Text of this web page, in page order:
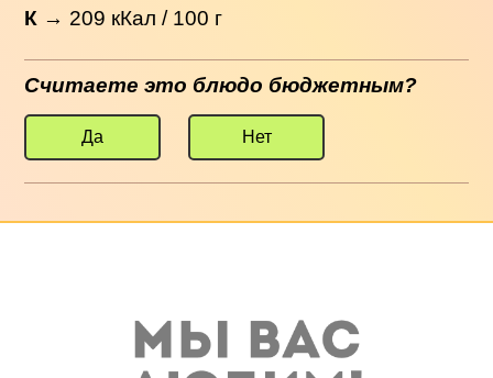
К → 209 кКал / 100 г
Считаете это блюдо бюджетным?
Да Нет